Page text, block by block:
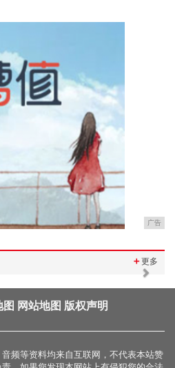
广告
＋更多
Next
网站地图 版权声明
频等资料均来自互联网，不代表本站赞